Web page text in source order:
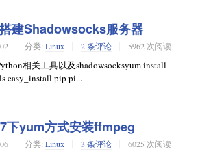
建Shadowsocks服务器
分类: Linux 2 条评论 5962 次阅读
相关工具以及shadowsocksyum install
easy_install pip pi...
下yum方式安装ffmpeg
分类: Linux 3 条评论 6025 次阅读